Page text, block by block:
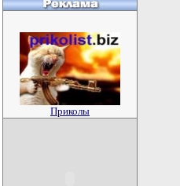
Приколы